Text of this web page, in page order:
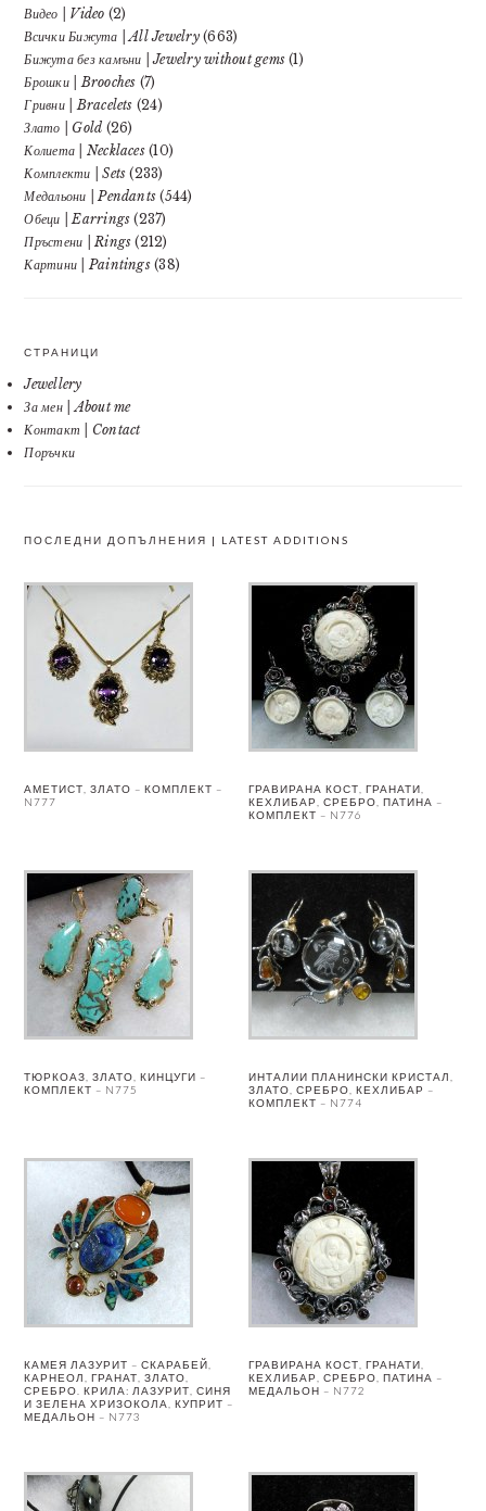
Видео | Video (2)
Всички Бижута | All Jewelry(663)
Бижута без камъни | Jewelry without gems (1)
Брошки | Brooches (7)
Гривни | Bracelets (24)
Злато | Gold (26)
Колиета | Necklaces(10)
Комплекти | Sets (233)
Медальони | Pendants (544)
Обеци | Earrings (237)
Пръстени | Rings (212)
Картини | Paintings(38)
СТРАНИЦИ
Jewellery
За мен | About me
Контакт | Contact
Поръчки
ПОСЛЕДНИ ДОПЪЛНЕНИЯ | LATEST ADDITIONS
АМЕТИСТ, ЗЛАТО – КОМПЛЕКТ –
N777
ГРАВИРАНА КОСТ, ГРАНАТИ,
КЕХЛИБАР, СРЕБРО, ПАТИНА –
КОМПЛЕКТ – N776
ТЮРКОАЗ, ЗЛАТО, КИНЦУГИ –
КОМПЛЕКТ – N775
ИНТАЛИИ ПЛАНИНСКИ КРИСТАЛ,
ЗЛАТО, СРЕБРО, КЕХЛИБАР –
КОМПЛЕКТ – N774
КАМЕЯ ЛАЗУРИТ – СКАРАБЕЙ,
КАРНЕОЛ, ГРАНАТ, ЗЛАТО,
СРЕБРО. КРИЛА: ЛАЗУРИТ, СИНЯ
И ЗЕЛЕНА ХРИЗОКОЛА, КУПРИТ –
МЕДАЛЬОН – N773
ГРАВИРАНА КОСТ, ГРАНАТИ,
КЕХЛИБАР, СРЕБРО, ПАТИНА –
МЕДАЛЬОН – N772